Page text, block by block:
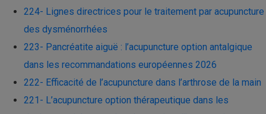
224- Lignes directrices pour le traitement par acupuncture
des dysménorrhées
223- Pancréatite aiguë : l’acupuncture option antalgique
dans les recommandations européennes 2026
222- Efficacité de l’acupuncture dans l’arthrose de la main
221- L’acupuncture option thérapeutique dans les